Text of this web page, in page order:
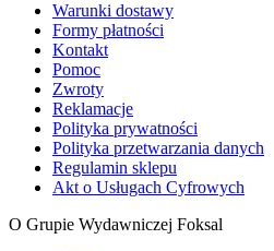
Warunki dostawy
Formy płatności
Kontakt
Pomoc
Zwroty
Reklamacje
Polityka prywatności
Polityka przetwarzania danych
Regulamin sklepu
Akt o Usługach Cyfrowych
O Grupie Wydawniczej Foksal